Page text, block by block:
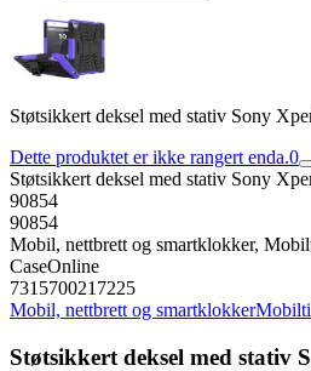
Støtsikkert deksel med stativ Sony
Dette produktet er ikke rangert enda.0
Støtsikkert deksel med stativ Sony
90854
90854
Mobil, nettbrett og smartklokker,
CaseOnline
7315700217225
Mobil, nettbrett og smartklokker
Støtsikkert deksel med stativ